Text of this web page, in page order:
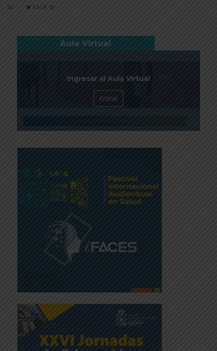
SALA 18
Aula Virtual
Ingresar al Aula Virtual
Entrar